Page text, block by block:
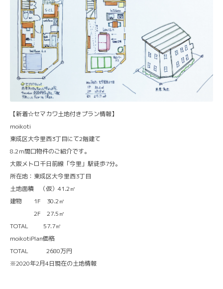
【新着☆セマカワ土地付きプラン情報】
moikoti
東成区大今里西3丁目にて2階建て
8.2ｍ間口物件のご紹介です。
大阪メトロ千日前線「今里」駅徒歩7分。
所在地：東成区大今里西3丁目
土地面積 （仮）41.2㎡
建物 1F 30.2㎡
2F 27.5㎡
TOTAL 57.7㎡
moikotiPlan価格
TOTAL 2680万円
※2020年2月4日現在の土地情報